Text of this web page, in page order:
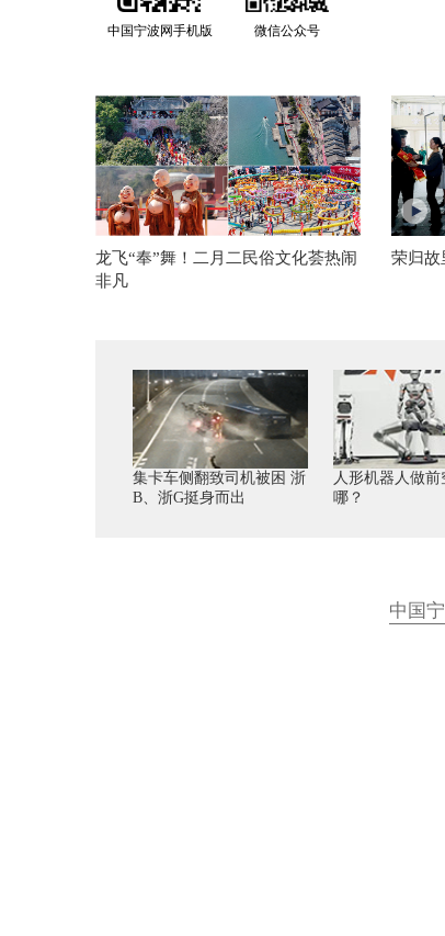
中国宁波网手机版 微信公众号
龙飞“奉”舞！二月二民俗文化荟热闹
非凡
荣归故
集卡车侧翻致司机被困 浙
B、浙G挺身而出
人形机器人做
哪？
中国